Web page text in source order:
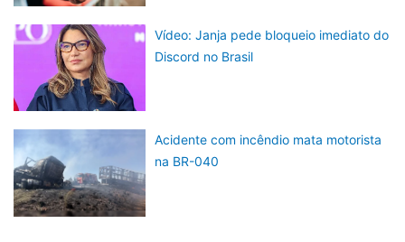
Vídeo: Janja pede bloqueio imediato do
Discord no Brasil
Acidente com incêndio mata motorista
na BR-040